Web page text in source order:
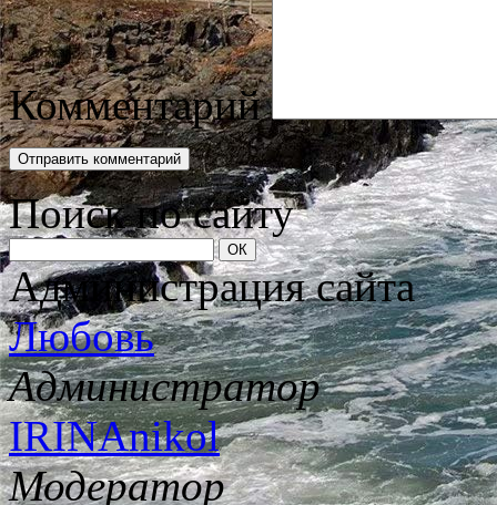
Комментарий
Поиск по сайту
Администрация сайта
Любовь
Администратор
IRINAnikol
Модератор